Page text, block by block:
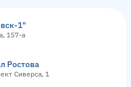
1"
157-а
Ростова
Сиверса, 1